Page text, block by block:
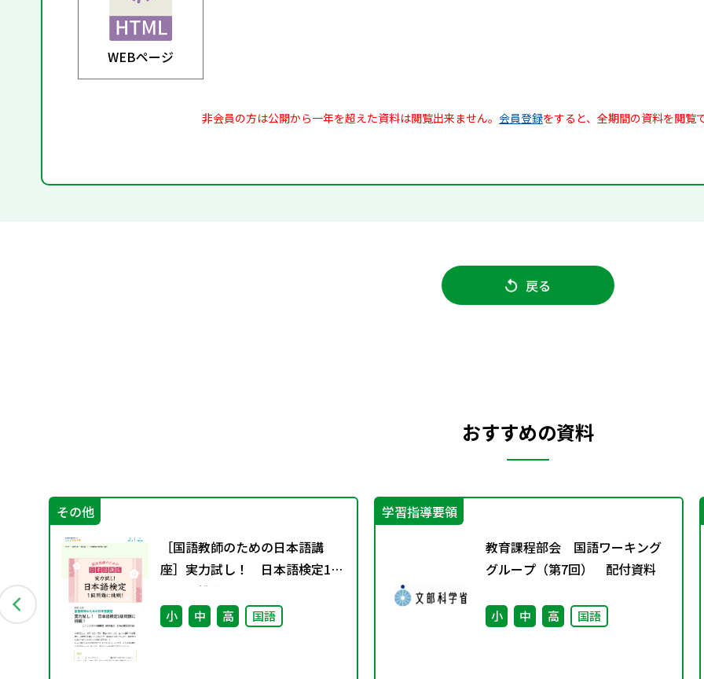
WEBページ
非会員の方は公開から一年を超えた資料は閲覧出来ません。 会員登録をすると、全期間の資料を閲覧
戻る
おすすめの資料
その他
［国語教師のための日本語講
座］実力試し！ 日本語検定1級
問題に挑戦！
小 中 高 国語
学習指導要領
教育課程部会 国語ワーキング
グループ（第7回） 配付資料
小 中 高 国語